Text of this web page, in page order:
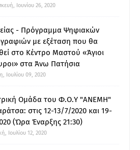
Ιουνίου 26, 2020
- Πρόγραμμα Ψηφιακών
με εξέταση που θα
στο Κέντρο Μαστού «Άγιοι
στα Άνω Πατήσια
Ιουλίου 09, 2020
Ομάδα του Φ.Ο.Υ "ΑΝΕΜΗ"
στις 12-13/7/2020 και 19-
(Ώρα Έναρξης 21:30)
Ιουλίου 12, 2020